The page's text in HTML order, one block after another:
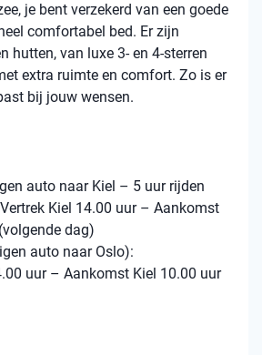
je bent verzekerd van een goede
comfortabel bed. Er zijn
hutten, van luxe 3- en 4-sterren
extra ruimte en comfort. Zo is er
bij jouw wensen.
auto naar Kiel – 5 uur rijden
Kiel 14.00 uur – Aankomst
dag)
auto naar Oslo):
uur – Aankomst Kiel 10.00 uur